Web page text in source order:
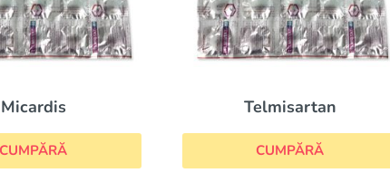
Telmisartan
CUMPĂRĂ
Tenormin
CUMPĂRĂ